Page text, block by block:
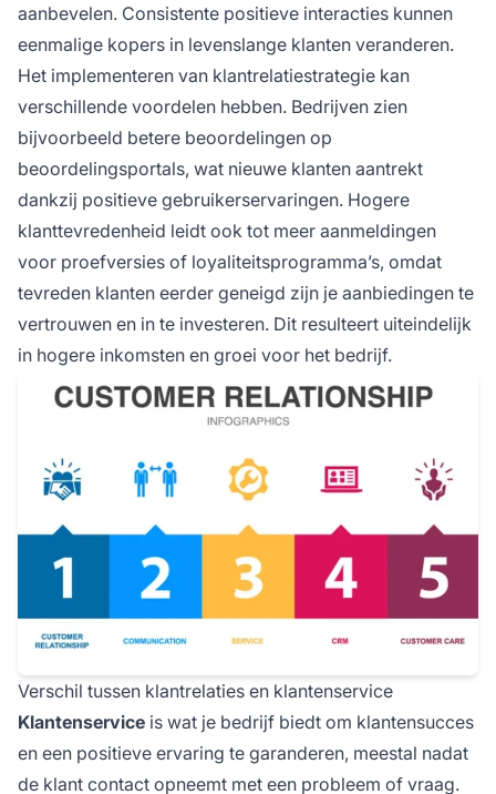
aanbevelen. Consistente positieve interacties kunnen
eenmalige kopers in levenslange klanten veranderen.
Het implementeren van klantrelatiestrategie kan
verschillende voordelen hebben. Bedrijven zien
bijvoorbeeld betere beoordelingen op
beoordelingsportals, wat nieuwe klanten aantrekt
dankzij positieve gebruikerservaringen. Hogere
klanttevredenheid leidt ook tot meer aanmeldingen
voor proefversies of loyaliteitsprogramma’s, omdat
tevreden klanten eerder geneigd zijn je aanbiedingen te
vertrouwen en in te investeren. Dit resulteert uiteindelijk
in hogere inkomsten en groei voor het bedrijf.
Verschil tussen klantrelaties en klantenservice
Klantenservice is wat je bedrijf biedt om klantensucces
en een positieve ervaring te garanderen, meestal nadat
de klant contact opneemt met een probleem of vraag.